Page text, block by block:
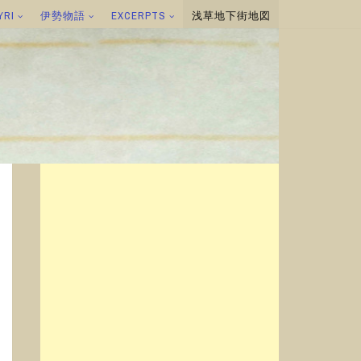
伊勢物語 EXCERPTS 浅草地下街地図